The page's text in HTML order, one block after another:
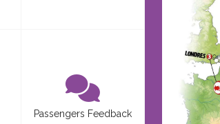
Passengers Feedback